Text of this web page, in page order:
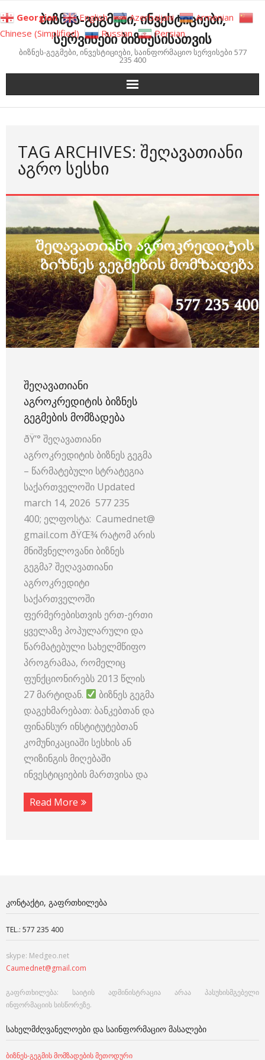
to
content
ბიზნეს-გეგმები, ინვესტიციები,
სერვისები ბიზნესისათვის
ბიზნეს-გეგმები, ინვესტიციები, საინფორმაციო სერვისები 577
235 400
TAG ARCHIVES: ᲨᲔᲦᲐᲕᲐᲗᲘᲐᲜᲘ
ᲐᲒᲠᲝ ᲡᲔᲡᲮᲘ
ᲨᲔᲦᲐᲕᲐᲗᲘᲐᲜᲘ
ᲐᲒᲠᲝᲙᲠᲔᲓᲘᲢᲘᲡ ᲑᲘᲖᲜᲔᲡ
ᲒᲔᲒᲛᲔᲑᲘᲡ ᲛᲝᲛᲖᲐᲓᲔᲑᲐ
ðŸ’° შეღავათიანი
აგროკრედიტის ბიზნეს გეგმა
– წარმატებული სტრატეგია
საქართველოში Updated
march 14, 2026 577 235
400; ელფოსტა: Caumednet@
gmail.com ðŸŒ¾ რატომ არის
მნიშვნელოვანი ბიზნეს
გეგმა? შეღავათიანი
აგროკრედიტი
საქართველოში
ფერმერებისთვის ერთ-ერთი
ყველაზე პოპულარული და
წარმატებული სახელმწიფო
პროგრამაა, რომელიც
ფუნქციონირებს 2013 წლის
27 მარტიდან.
ბიზნეს გეგმა
დაგეხმარებათ: ბანკებთან და
ფინანსურ ინსტიტუტებთან
კომუნიკაციაში სესხის ან
ლიზინგის მიღებაში
ინვესტიციების მართვისა და
Read More
ᲙᲝᲜᲢᲐᲥᲢᲘ, ᲒᲐᲤᲠᲗᲮᲘᲚᲔᲑᲐ
TEL.: 577 235 400
skype: Medgeo.net
Caumednet@gmail.com
გაფრთხილება: საიტის ადმინისტრაცია არაა პასუხისმგებელი
ინფორმაციის სისწორეზე.
ᲡᲐᲮᲔᲚᲛᲫᲦᲕᲐᲜᲔᲚᲝᲔᲑᲘ ᲓᲐ ᲡᲐᲘᲜᲤᲝᲠᲛᲐᲪᲘᲝ ᲛᲐᲡᲐᲚᲔᲑᲘ
ბიზნეს-გეგმის მომზადების მეთოდური
Georgian English Azerbaijani
Armenian
Chinese (Simplified)
Russian Persian